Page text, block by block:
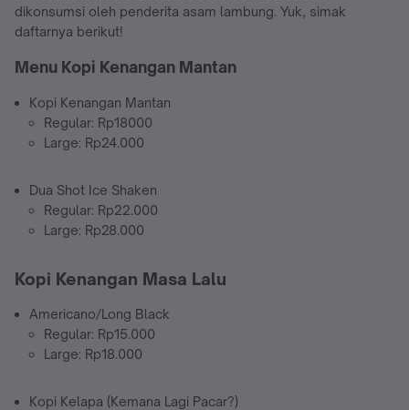
dikonsumsi oleh penderita asam lambung. Yuk, simak
daftarnya berikut!
Menu Kopi Kenangan Mantan
Kopi Kenangan Mantan
Regular: Rp18000
Large: Rp24.000
Dua Shot Ice Shaken
Regular: Rp22.000
Large: Rp28.000
Kopi Kenangan Masa Lalu
Americano/Long Black
Regular: Rp15.000
Large: Rp18.000
Kopi Kelapa (Kemana Lagi Pacar?)